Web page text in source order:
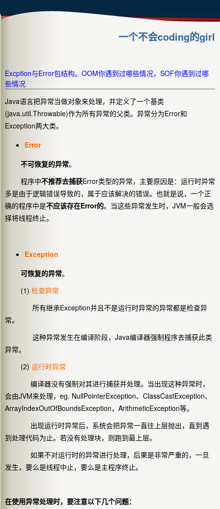
一个不会coding的girl
Excption与Error包结构。OOM你遇到过哪些情况，SOF你遇到过哪
些情况
Java语言把异常当做对象来处理，并定义了一个基类
(java.util.Throwable)作为所有异常的父类。异常分为Error和
Exception两大类。
Error
不可恢复的异常。
程序中不推荐去捕获Error类型的异常，主要原因是：运行时异常
多是由于逻辑错误导致的，属于应该解决的错误。也就是说，一个正
确的程序中是不应该存在Error的。当这些异常发生时，JVM一般会选
择将线程终止。
Exception
可恢复的异常。
(1) 检查异常
所有继承Exception并且不是运行时异常的异常都是检查异
常。
这种异常发生在编译阶段，Java编译器强制程序去捕获此类
异常。
(2) 运行时异常
编译器没有强制对其进行捕获并处理。当出现这种异常时，
会由JVM来处理，eg. NullPointerException、ClassCastException、
ArrayIndexOutOfBoundsException，ArithmeticException等。
出现运行时异常后，系统会把异常一直往上层抛出，直到遇
到处理代码为止。若没有处理块，则跑到最上层。
如果不对运行时的异常进行处理，后果是非常严重的，一旦
发生，要么是线程中止，要么是主程序终止。
在使用异常处理时，要注意以下几个问题：